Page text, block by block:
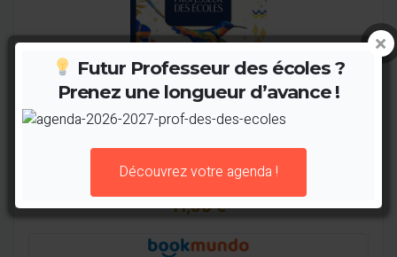
Carnet Prof des écoles (V1)
11,90 €
Futur Professeur des écoles ?
Prenez une longueur d’avance !
Découvrez votre agenda !